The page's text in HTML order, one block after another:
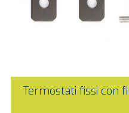
Termostati fissi con